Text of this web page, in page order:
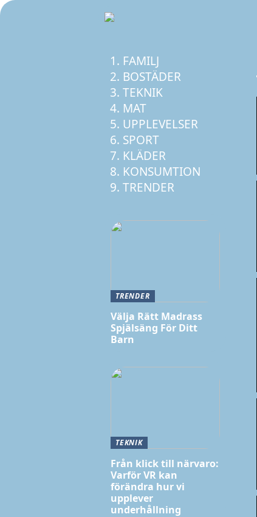
FAMILJ
BOSTÄDER
TEKNIK
MAT
UPPLEVELSER
SPORT
KLÄDER
KONSUMTION
TRENDER
TRENDER
Välja Rätt Madrass
Spjälsäng För Ditt
Barn
TEKNIK
Från klick till närvaro:
Varför VR kan
förändra hur vi
upplever
underhållning